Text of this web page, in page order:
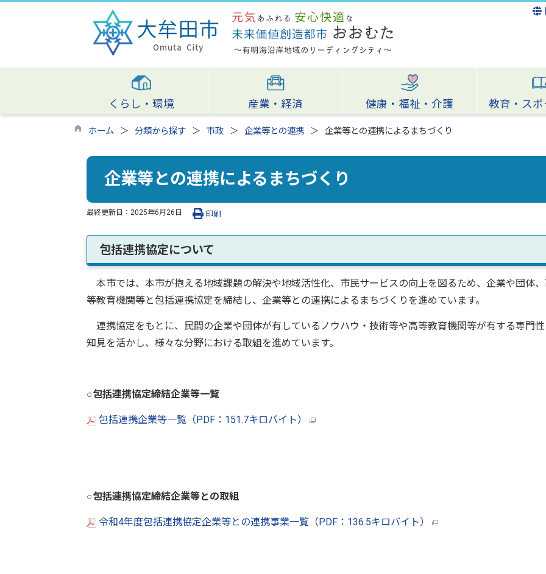
くらし・環境 産業・経済 健康・福祉・介護 教育・ス
ホーム 分類から探す 市政 企業等との連携 企業等との連携によるまちづくり
企業等との連携によるまちづくり
最終更新日： 2025年6月26日 印刷
包括連携協定について
本市では、本市が抱える地域課題の解決や地域活性化、市民サービスの向上を図るため、企業や団体
等教育機関等と包括連携協定を締結し、企業等との連携によるまちづくりを進めています。
連携協定をもとに、民間の企業や団体が有しているノウハウ・技術等や高等教育機関等が有する専門
知見を活かし、様々な分野における取組を進めています。
○包括連携協定締結企業等一覧
包括連携企業等一覧（PDF：151.7キロバイト）
○包括連携協定締結企業等との取組
令和4年度包括連携協定企業等との連携事業一覧（PDF：136.5キロバイト）